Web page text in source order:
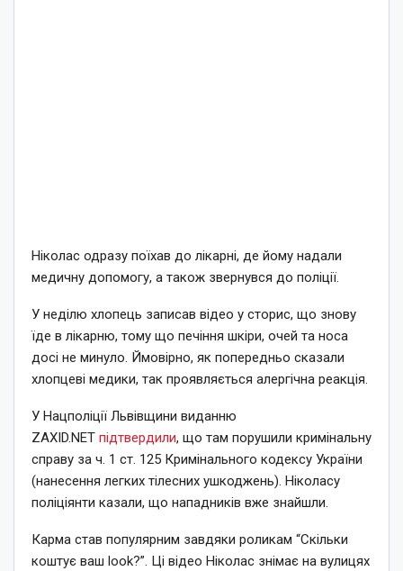
Ніколас одразу поїхав до лікарні, де йому надали
медичну допомогу, а також звернувся до поліції.
У неділю хлопець записав відео у сторис, що знову
їде в лікарню, тому що печіння шкіри, очей та носа
досі не минуло. Ймовірно, як попередньо сказали
хлопцеві медики, так проявляється алергічна реакція.
У Нацполіції Львівщини виданню
ZAXID.NET підтвердили, що там порушили кримінальну
справу за ч. 1 ст. 125 Кримінального кодексу України
(нанесення легких тілесних ушкоджень). Ніколасу
поліціянти казали, що нападників вже знайшли.
Карма став популярним завдяки роликам “Скільки
коштує ваш look?”. Ці відео Ніколас знімає на вулицях